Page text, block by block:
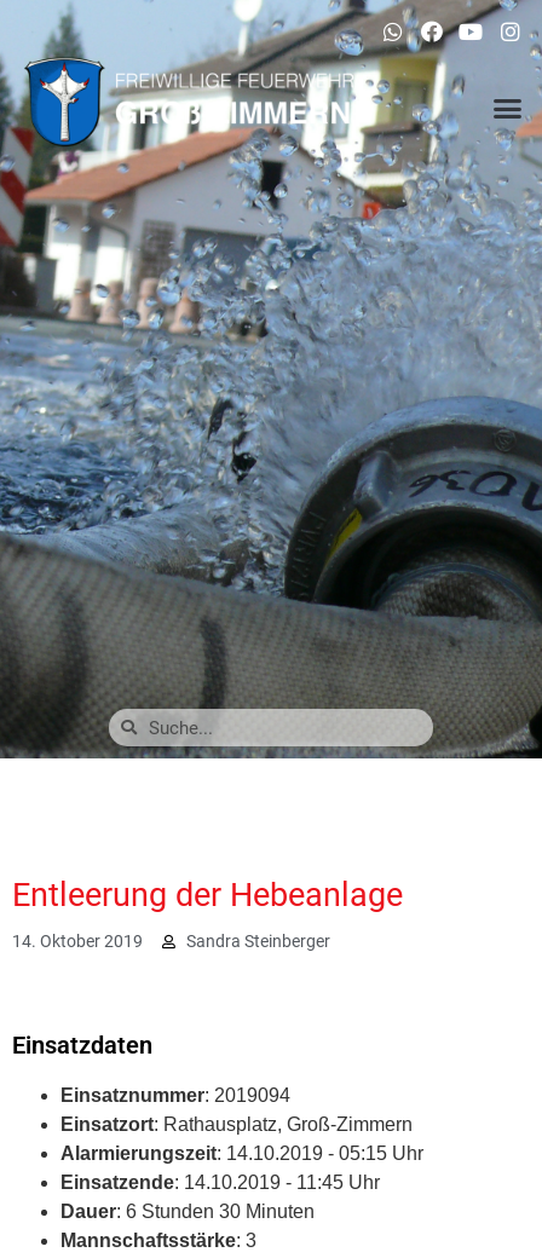
Entleerung der Hebeanlage
14. Oktober 2019 Sandra Steinberger
Einsatzdaten
Einsatznummer: 2019094
Einsatzort: Rathausplatz, Groß-Zimmern
Alarmierungszeit: 14.10.2019 - 05:15 Uhr
Einsatzende: 14.10.2019 - 11:45 Uhr
Dauer: 6 Stunden 30 Minuten
Mannschaftsstärke: 3